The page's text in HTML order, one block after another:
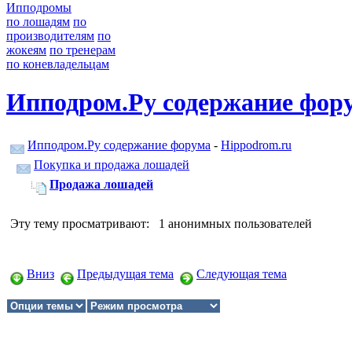
Ипподромы
по лошадям по
производителям по
жокеям по тренерам
по коневладельцам
Ипподром.Ру содержание
Ипподром.Ру содержание форума - Hippodrom.ru
Покупка и продажа лошадей
Продажа лошадей
Эту тему просматривают: 1 анонимных пользователей
Вниз Предыдущая тема Следующая тема